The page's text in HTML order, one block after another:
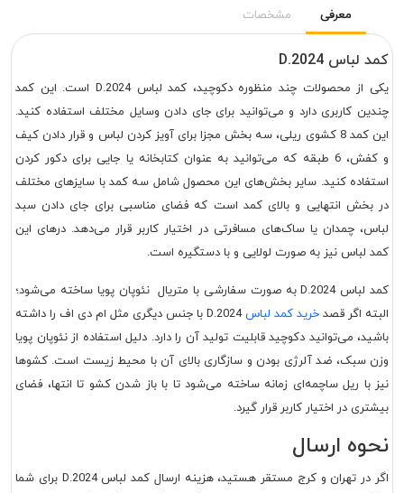
معرفی مشخصات
کمد لباس D.2024
یکی از محصولات چند منظوره دکوچید، کمد لباس D.2024 است. این کمد
چندین کاربری دارد و می‌توانید برای جای دادن وسایل مختلف استفاده کنید.
این کمد 8 کشوی ریلی، سه بخش مجزا برای آویز کردن لباس و قرار دادن کیف
و کفش، 6 طبقه که می‌توانید به عنوان کتابخانه یا جایی برای دکور کردن
استفاده کنید. سایر بخش‌های این محصول شامل سه کمد با سایزهای مختلف
در بخش انتهایی و بالای کمد است که فضای مناسبی برای جای دادن سبد
لباس، چمدان یا ساک‌های مسافرتی در اختیار کاربر قرار می‌دهد. درهای این
کمد لباس نیز به صورت لولایی و با دستگیره است.
کمد لباس D.2024 به صورت سفارشی با متریال نئوپان پویا ساخته می‌شود؛
البته اگر قصد خرید کمد لباس
D.2024 با جنس دیگری مثل ام دی اف را داشته
باشید، می‌توانید دکوچید قابلیت تولید آن را دارد. دلیل استفاده از نئوپان پویا
وزن سبک، ضد آلرژی بودن و سازگاری بالای آن با محیط زیست است. کشوها
نیز با ریل ساچمه‌ای زمانه ساخته می‌شود تا با باز شدن کشو تا انتها، فضای
بیشتری در اختیار کاربر قرار گیرد.
نحوه ارسال
اگر در تهران و کرج مستقر هستید، هزینه ارسال کمد لباس D.2024 برای شما